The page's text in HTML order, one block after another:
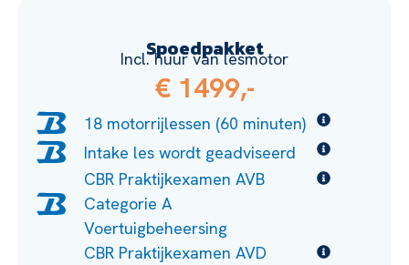
Spoedpakket
Incl. huur van lesmotor
€ 1499,-
18 motorrijlessen (60 minuten)
Intake les wordt geadviseerd
CBR Praktijkexamen AVB
Categorie A
Voertuigbeheersing
CBR Praktijkexamen AVD